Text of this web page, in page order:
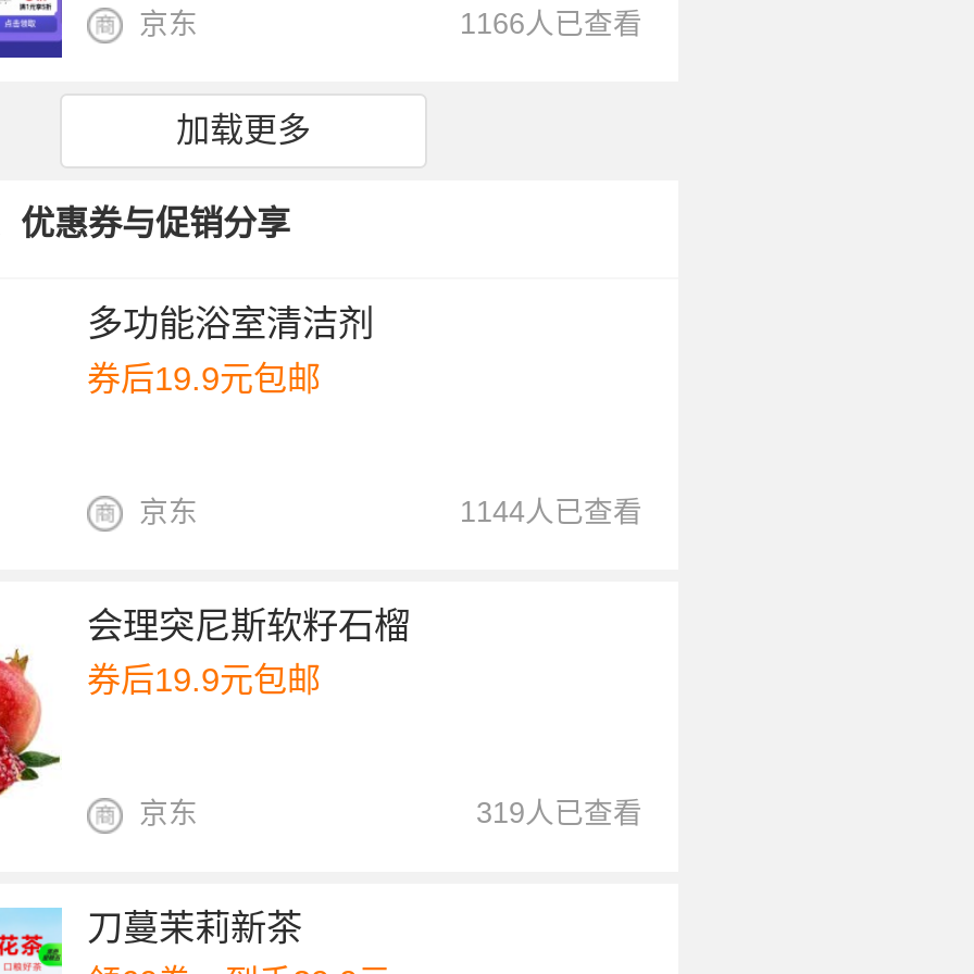
1166人已查看
京东
加载更多
优惠券与促销分享
多功能浴室清洁剂
券后19.9元包邮
1144人已查看
京东
会理突尼斯软籽石榴
券后19.9元包邮
319人已查看
京东
刀蔓茉莉新茶